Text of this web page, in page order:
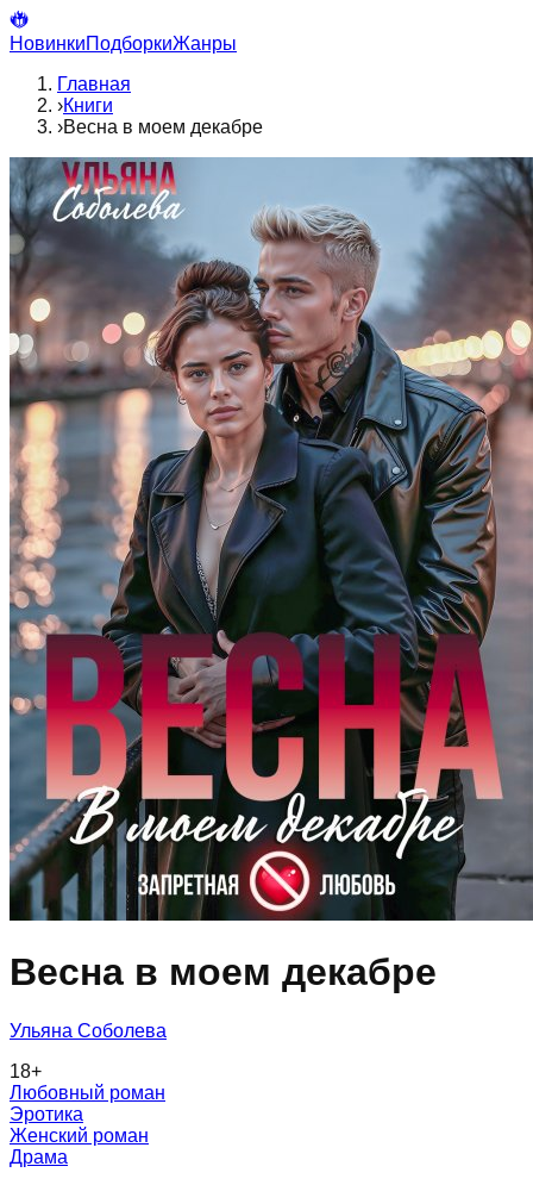
НовинкиПодборкиЖанры
Главная
›Книги
›Весна в моем декабре
Весна в моем декабре
Ульяна Соболева
18+
Любовный роман
Эротика
Женский роман
Драма